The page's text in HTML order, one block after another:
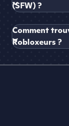
(SFW) ?
Comment
Robloxeurs ?